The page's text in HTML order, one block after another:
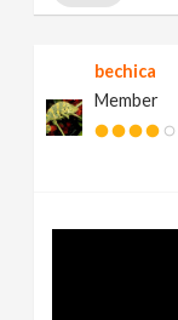
bechica
Member